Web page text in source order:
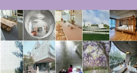
至
主
要
內
容